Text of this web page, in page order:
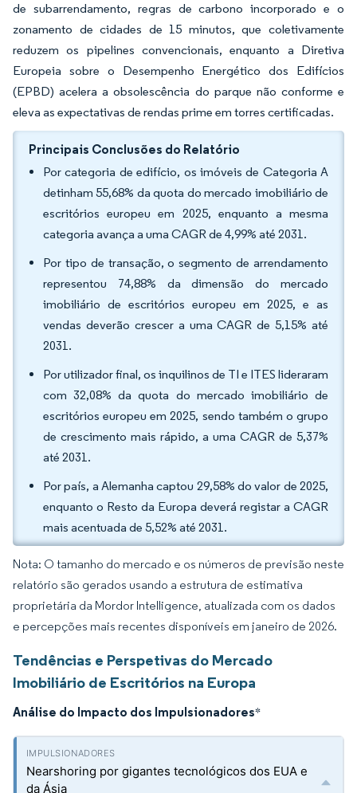
de subarrendamento, regras de carbono incorporado e o
zonamento de cidades de 15 minutos, que coletivamente
reduzem os pipelines convencionais, enquanto a Diretiva
Europeia sobre o Desempenho Energético dos Edifícios
(EPBD) acelera a obsolescência do parque não conforme e
eleva as expectativas de rendas prime em torres certificadas.
Principais Conclusões do Relatório
Por categoria de edifício, os imóveis de Categoria A
detinham 55,68% da quota do mercado imobiliário de
escritórios europeu em 2025, enquanto a mesma
categoria avança a uma CAGR de 4,99% até 2031.
Por tipo de transação, o segmento de arrendamento
representou 74,88% da dimensão do mercado
imobiliário de escritórios europeu em 2025, e as
vendas deverão crescer a uma CAGR de 5,15% até
2031.
Por utilizador final, os inquilinos de TI e ITES lideraram
com 32,08% da quota do mercado imobiliário de
escritórios europeu em 2025, sendo também o grupo
de crescimento mais rápido, a uma CAGR de 5,37%
até 2031.
Por país, a Alemanha captou 29,58% do valor de 2025,
enquanto o Resto da Europa deverá registar a CAGR
mais acentuada de 5,52% até 2031.
Nota: O tamanho do mercado e os números de previsão neste
relatório são gerados usando a estrutura de estimativa
proprietária da Mordor Intelligence, atualizada com os dados
e percepções mais recentes disponíveis em janeiro de 2026.
Tendências e Perspetivas do Mercado
Imobiliário de Escritórios na Europa
Análise do Impacto dos Impulsionadores*
Nearshoring por gigantes tecnológicos dos EUA e
da Ásia